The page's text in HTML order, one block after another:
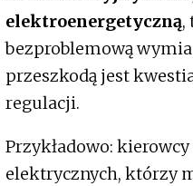
elektroenergetyczną,
bezproblemową
przeszkodą jest
regulacji.
Przykładowo:
elektrycznych, którzy